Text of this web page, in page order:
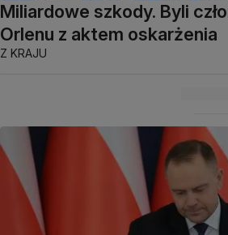
Miliardowe szkody. Byli
Orlenu z aktem oskarżenia
Z KRAJU